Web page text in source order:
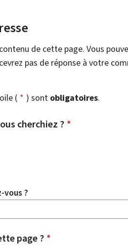
de cette page. Vous
pas de réponse à votre
( * ) sont obligatoires.
cherchiez ? *
?
page ? *